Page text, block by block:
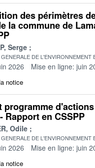
des périmètres
la commune de
Serge
DE
2026 Mise en ligne: juin
notice
programme
Rapport en CSSPP
Odile
DE
2026 Mise en ligne: juin
notice